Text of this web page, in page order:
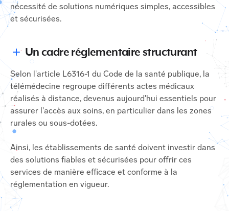
nécessité de solutions numériques simples, accessibles
et sécurisées.
Un cadre réglementaire structurant
Selon l'article L6316-1 du Code de la santé publique, la
télémédecine regroupe différents actes médicaux
réalisés à distance, devenus aujourd'hui essentiels pour
assurer l'accès aux soins, en particulier dans les zones
rurales ou sous-dotées.
Ainsi, les établissements de santé doivent investir dans
des solutions fiables et sécurisées pour offrir ces
services de manière efficace et conforme à la
réglementation en vigueur.